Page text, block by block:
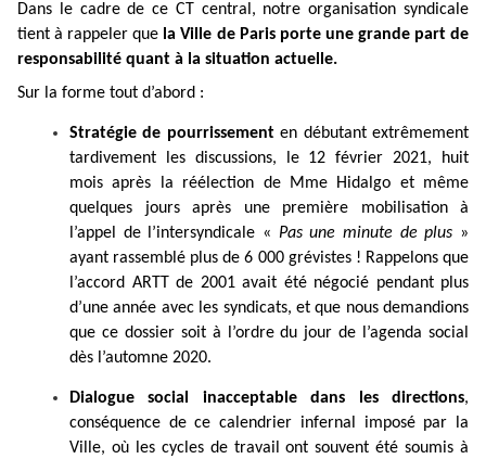
Dans le cadre de ce CT central, notre organisation syndicale
tient à rappeler que la Ville de Paris porte une grande part de
responsabilité quant à la situation actuelle.
Sur la forme tout d’abord :
Stratégie de pourrissementen débutant extrêmement
tardivement les discussions, le 12 février 2021, huit
mois après la réélection de Mme Hidalgo et même
quelques jours après une première mobilisation à
l’appel de l’intersyndicale « Pas une minute de plus »
ayant rassemblé plus de 6 000 grévistes ! Rappelons que
l’accord ARTT de 2001 avait été négocié pendant plus
d’une année avec les syndicats, et que nous demandions
que ce dossier soit à l’ordre du jour de l’agenda social
dès l’automne 2020.
Dialogue social inacceptable dans les directions,
conséquence de ce calendrier infernal imposé par la
Ville, où les cycles de travail ont souvent été soumis à